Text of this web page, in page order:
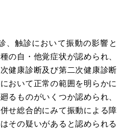
触診において振動の影響と
の自・他覚症状が認められ、
健康診断及び第二次健康診断
おいて正常の範囲を明らかに
るものがいくつか認められ、
せ総合的にみて振動による障
その疑いがあると認められる